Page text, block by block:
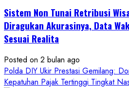
Sistem Non Tunai Retribusi
Diragukan Akurasinya, Data
Sesuai Realita
Posted on 2 bulan ago
Polda DIY Ukir Prestasi Gemilang:
Kepatuhan Pajak Tertinggi Tingkat